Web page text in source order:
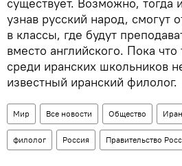
узнав русский народ, смогут
в классы, где будут
вместо английского. Пока
среди иранских школьников
известный иранский филолог.
Мир Все новости Общество Иран
филолог Россия Правительство